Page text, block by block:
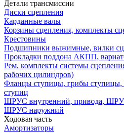
Детали трансмиссии
Диски сцепления
Карданные валы
Корзины сцепления, комплекты
Крестовины
Подшипники выжимные, вилки
Прокладки поддона АКПП,
Рем, комплекты системы
рабочих цилиндров)
Фланцы ступицы, грибы
ступиц
ШРУС внутренний, привода,
ШРУС наружний
Ходовая часть
Амортизаторы